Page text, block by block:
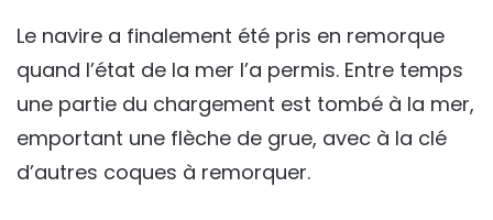
Le navire a finalement été pris en remorque
quand l’état de la mer l’a permis. Entre temps
une partie du chargement est tombé à la mer,
emportant une flèche de grue, avec à la clé
d’autres coques à remorquer.